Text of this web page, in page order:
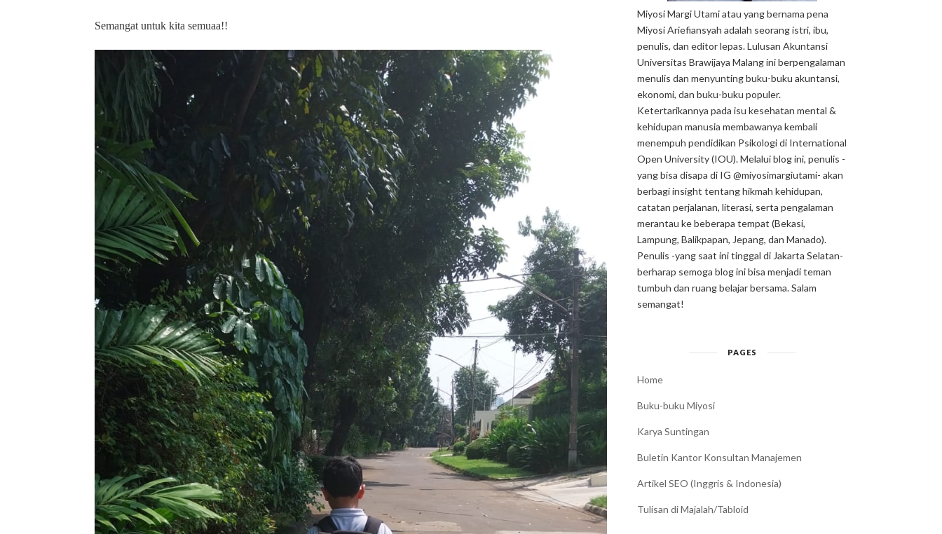
Semangat untuk kita semuaa!!
Miyosi Margi Utami atau yang bernama pena
Miyosi Ariefiansyah adalah seorang istri, ibu,
penulis, dan editor lepas. Lulusan Akuntansi
Universitas Brawijaya Malang ini berpengalaman
menulis dan menyunting buku-buku akuntansi,
ekonomi, dan buku-buku populer.
Ketertarikannya pada isu kesehatan mental &
kehidupan manusia membawanya kembali
menempuh pendidikan Psikologi di International
Open University (IOU). Melalui blog ini, penulis -
yang bisa disapa di IG @miyosimargiutami- akan
berbagi insight tentang hikmah kehidupan,
catatan perjalanan, literasi, serta pengalaman
merantau ke beberapa tempat (Bekasi,
Lampung, Balikpapan, Jepang, dan Manado).
Penulis -yang saat ini tinggal di Jakarta Selatan-
berharap semoga blog ini bisa menjadi teman
tumbuh dan ruang belajar bersama. Salam
semangat!
PAGES
Home
Buku-buku Miyosi
Karya Suntingan
Buletin Kantor Konsultan Manajemen
Artikel SEO (Inggris & Indonesia)
Tulisan di Majalah/Tabloid